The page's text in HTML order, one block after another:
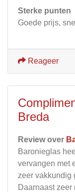
Sterke punten
Goede prijs,
Reageer
Breda
Review over
Baronieglas
vervangen met
zeer vakkundig
Daarnaast zeer